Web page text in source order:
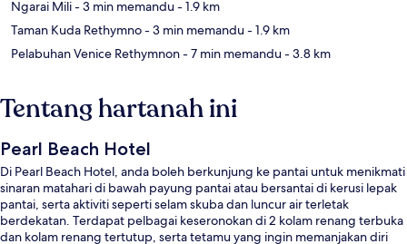
Ngarai Mili- 3 min memandu- 1.9 km
Taman Kuda Rethymno- 3 min memandu- 1.9 km
Pelabuhan Venice Rethymnon- 7 min memandu- 3.8 km
Tentang hartanah ini
Pearl Beach Hotel
Di Pearl Beach Hotel, anda boleh berkunjung ke pantai untuk menikmati
sinaran matahari di bawah payung pantai atau bersantai di kerusi lepak
pantai, serta aktiviti seperti selam skuba dan luncur air terletak
berdekatan. Terdapat pelbagai keseronokan di 2 kolam renang terbuka
dan kolam renang tertutup, serta tetamu yang ingin memanjakan diri